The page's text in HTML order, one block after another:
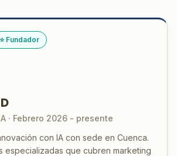
⭐ Fundador
· Febrero 2026 - presente
con IA con sede en Cuenca.
especializadas que cubren marketing